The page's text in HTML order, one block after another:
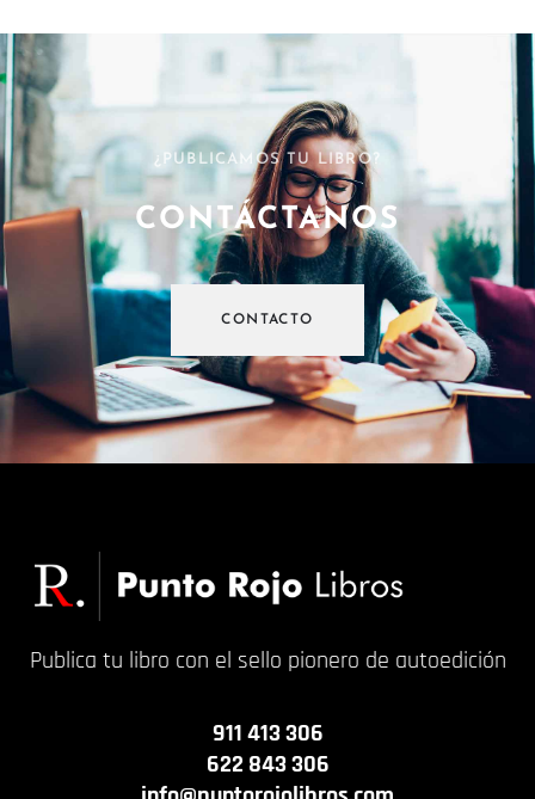
¿PUBLICAMOS TU LIBRO?
CONTÁCTANOS
CONTACTO
Publica tu libro con el sello pionero de autoedición
911 413 306
622 843 306